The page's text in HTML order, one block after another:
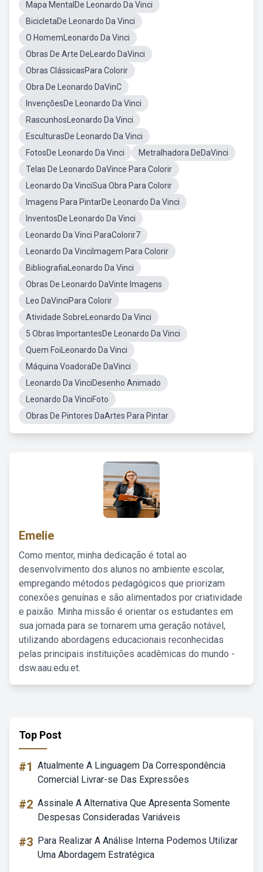
Mapa MentalDe Leonardo Da Vinci
BicicletaDe Leonardo Da Vinci
O HomemLeonardo Da Vinci
Obras De Arte DeLeardo DaVinci
Obras ClássicasPara Colorir
Obra De Leonardo DaVinC
InvençõesDe Leonardo Da Vinci
RascunhosLeonardo Da Vinci
EsculturasDe Leonardo Da Vinci
FotosDe Leonardo Da Vinci
Metralhadora DeDaVinci
Telas De Leonardo DaVince Para Colorir
Leonardo Da VinciSua Obra Para Colorir
Imagens Para PintarDe Leonardo Da Vinci
InventosDe Leonardo Da Vinci
Leonardo Da Vinci ParaColorir7
Leonardo Da VinciImagem Para Colorir
BibliografiaLeonardo Da Vinci
Obras De Leonardo DaVinte Imagens
Leo DaVinciPara Colorir
Atividade SobreLeonardo Da Vinci
5 Obras ImportantesDe Leonardo Da Vinci
Quem FoiLeonardo Da Vinci
Máquina VoadoraDe DaVinci
Leonardo Da VinciDesenho Animado
Leonardo Da VinciFoto
Obras De Pintores DaArtes Para Pintar
Emelie
Como mentor, minha dedicação é total ao
desenvolvimento dos alunos no ambiente escolar,
empregando métodos pedagógicos que priorizam
conexões genuínas e são alimentados por criatividade
e paixão. Minha missão é orientar os estudantes em
sua jornada para se tornarem uma geração notável,
utilizando abordagens educacionais reconhecidas
pelas principais instituições acadêmicas do mundo -
dsw.aau.edu.et.
Top Post
#1 Atualmente A Linguagem Da Correspondência
Comercial Livrar-se Das Expressões
#2 Assinale A Alternativa Que Apresenta Somente
Despesas Consideradas Variáveis
#3 Para Realizar A Análise Interna Podemos Utilizar
Uma Abordagem Estratégica